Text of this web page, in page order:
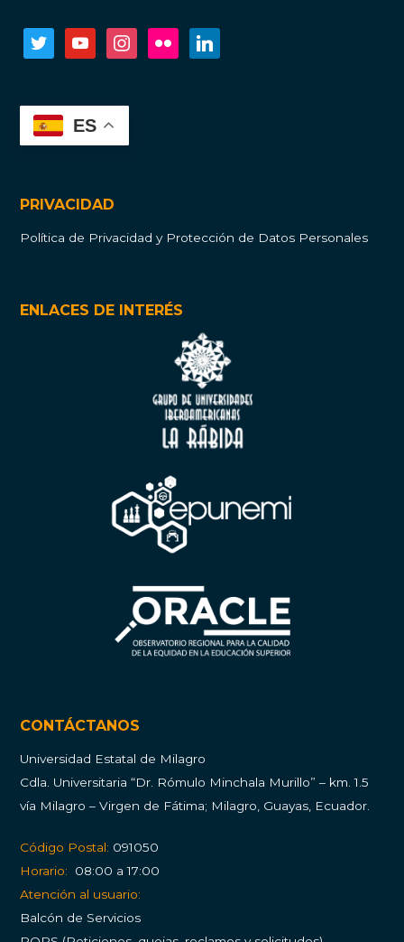
twitter youtube instagramflickr
ES
PRIVACIDAD
Política de Privacidad y Protección de Datos Personales
ENLACES DE INTERÉS
CONTÁCTANOS
Universidad Estatal de Milagro
Cdla. Universitaria “Dr. Rómulo Minchala Murillo” – km. 1.5
vía Milagro – Virgen de Fátima; Milagro, Guayas, Ecuador.
Código Postal: 091050
Horario:
08:00 a 17:00
Atención al usuario:
Balcón de Servicios